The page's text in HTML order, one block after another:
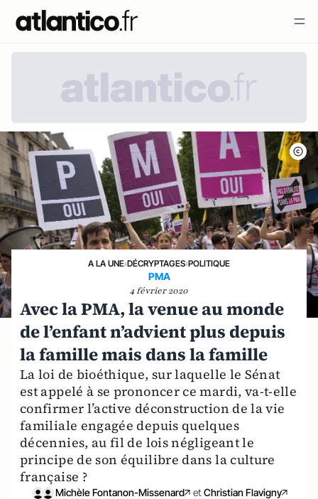
A LA UNE›DÉCRYPTAGES›POLITIQUE
PMA
4 février 2020
Avec la PMA, la venue au monde
de l’enfant n’advient plus depuis
la famille mais dans la famille
La loi de bioéthique, sur laquelle le Sénat
est appelé à se prononcer ce mardi, va-t-elle
confirmer l’active déconstruction de la vie
familiale engagée depuis quelques
décennies, au fil de lois négligeant le
principe de son équilibre dans la culture
française ?
Michèle Fontanon-Missenard et Christian Flavigny